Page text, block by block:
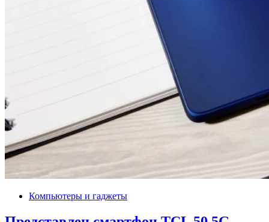
Компьютеры и гаджеты